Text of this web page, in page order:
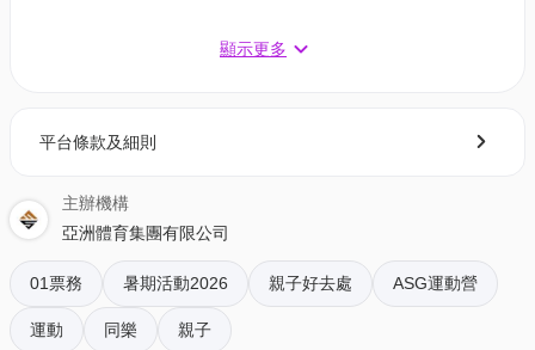
適合已有最少6個月羽毛球經驗
教練 - Woo Wing Tung
早鳥69折 至7月1日 - $1,520 | 原價$2,200
原價95折 至7月8日 - $2,090 | 原價$2,200
報名可免費獲得﹕
1 - 3 個工作天內發送到您所登記的電郵地址。
- 會員可以下載《香港01》流動應用程式(APP) ，並以
按「門票」> 點擊相關活動電子門票；
- 透過訂單電郵內按「查看電子票」連結; 部份活動設
有電子門票附件(PDF)。
4. 我預訂了活動，但還沒收到確認電郵，該怎樣辦？
顯示更多
平台條款及細則
主辦機構
亞洲體育集團有限公司
01票務 暑期活動2026 親子好去處 ASG運動營
運動 同樂 親子